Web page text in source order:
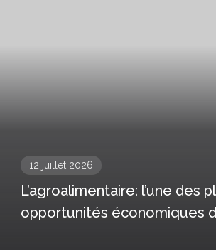
12 juillet 2026
L’agroalimentaire: l’une des
opportunités économiques